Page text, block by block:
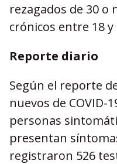
rezagados de 30 o
crónicos entre 18 y
Reporte diario
Según el reporte
nuevos de COVID-
personas
presentan
registraron 526